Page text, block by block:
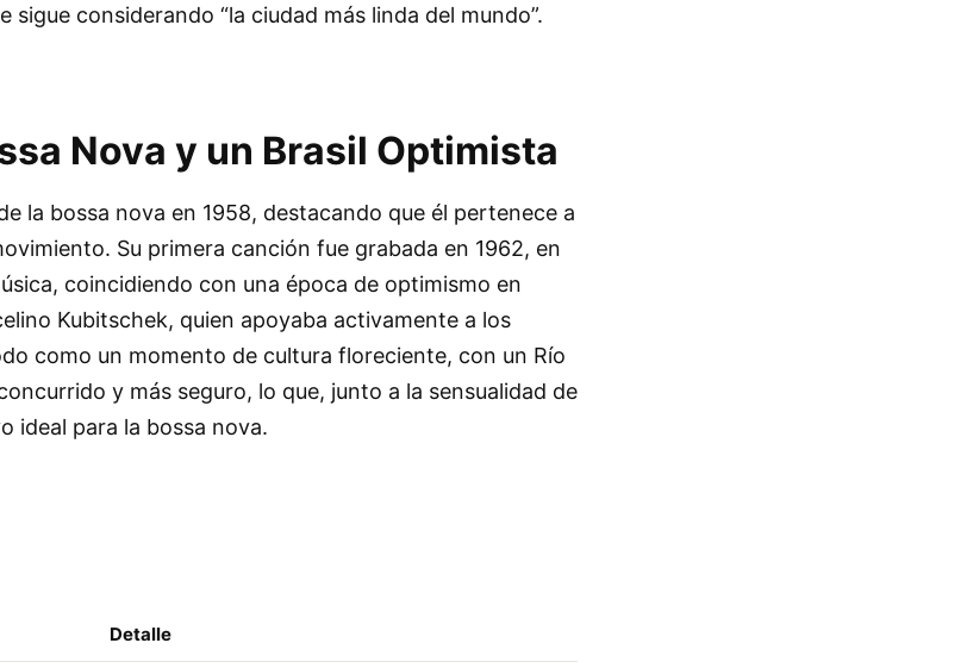
sigue considerando “la ciudad más linda del mundo”.
Nova y un Brasil Optimista
la bossa nova en 1958, destacando que él pertenece a
Su primera canción fue grabada en 1962, en
coincidiendo con una época de optimismo en
Kubitschek, quien apoyaba activamente a los
como un momento de cultura floreciente, con un Río
y más seguro, lo que, junto a la sensualidad de
ideal para la bossa nova.
Detalle